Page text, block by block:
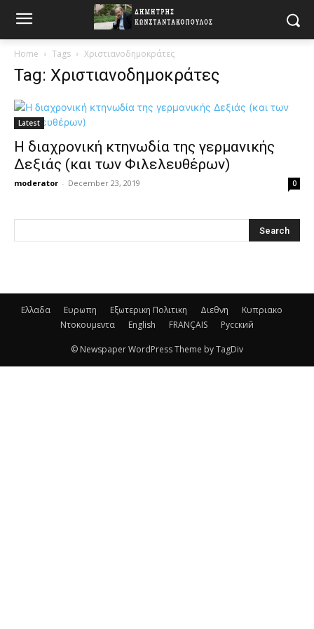
Home Tags Χριστιανοδημοκράτες
Tag: Χριστιανοδημοκράτες
Latest
Η διαχρονική κτηνωδία της γερμανικής
Δεξιάς (και των Φιλελευθέρων)
moderator - December 23, 2019 0
Ελλαδα Ευρωπη Εξωτερικη Πολιτικη Διεθνη
Κυπριακο
Ντοκουμεντα
English FRANÇAIS Русский
© Newspaper WordPress Theme by TagDiv